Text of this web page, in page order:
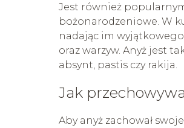
Jest również
bożonarodzeniowe. W
nadając im
oraz warzyw. Anyż jest
absynt, pastis czy rakija.
Jak
Aby anyż zachował